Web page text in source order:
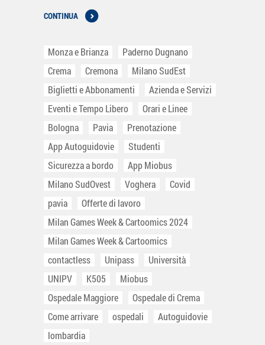
CONTINUA
Monza e Brianza
Paderno Dugnano
Crema
Cremona
Milano SudEst
Biglietti e Abbonamenti
Azienda e Servizi
Eventi e Tempo Libero
Orari e Linee
Bologna
Pavia
Prenotazione
App Autoguidovie
Studenti
Sicurezza a bordo
App Miobus
Milano SudOvest
Voghera
Covid
pavia
Offerte di lavoro
Milan Games Week & Cartoomics 2024
Milan Games Week & Cartoomics
contactless
Unipass
Università
UNIPV
K505
Miobus
Ospedale Maggiore
Ospedale di Crema
Come arrivare
ospedali
Autoguidovie
lombardia